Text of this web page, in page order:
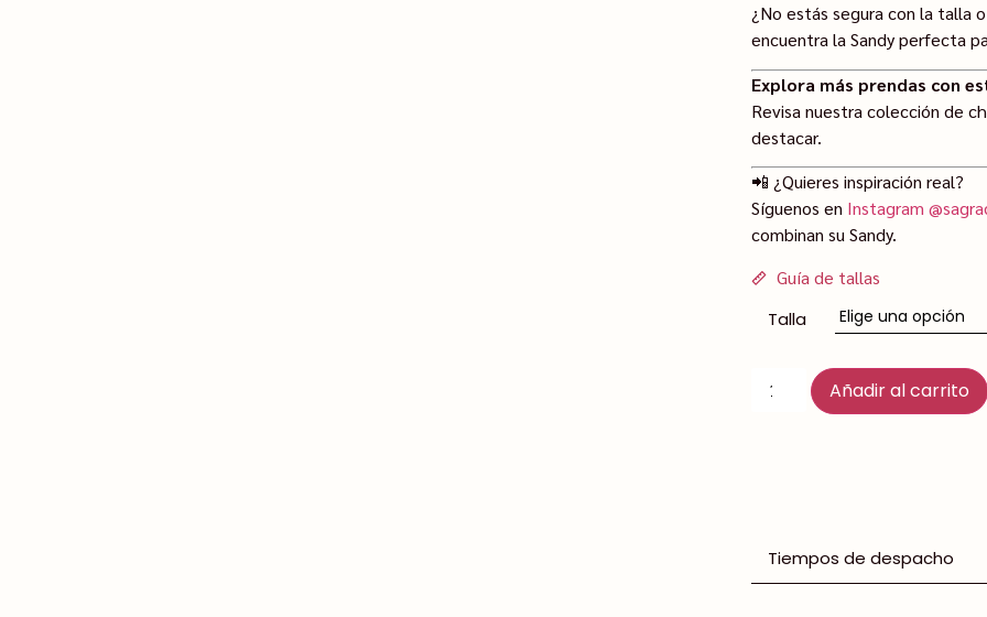
¿No estás segura con la talla
encuentra la Sandy perfecta
Explora más prendas con
Revisa nuestra colección de
destacar.
📲 ¿Quieres inspiración real?
Síguenos en Instagram
combinan su Sandy.
Guía de tallas
Talla
Añadir al carrito
Tiempos de despacho